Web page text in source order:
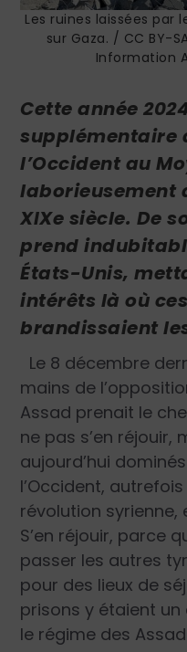
Les ruines laissées par
sur Gaza. / CC BY-
Information
Cette année
supplémentaire
l’Occident au
laborieusement
XIXe siècle. De
prend
États-Unis,
intérêts là où
brandissaient
Le 8 décembre
mains de
Assad prenait le
ne pas s’en réjouir,
aujourd’hui
l’Occident,
révolution syrienne,
S’en réjouir, parce
passer les autres
pour des lieux de
prisons y étaient un
le régime des